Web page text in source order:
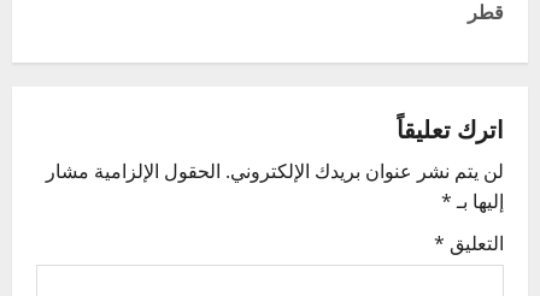
t
n
a
v
i
g
قطر
اترك تعليقاً
لن يتم نشر عنوان بريدك الإلكتروني. الحقول الإلزامية مشار
إليها بـ*
التعليق *